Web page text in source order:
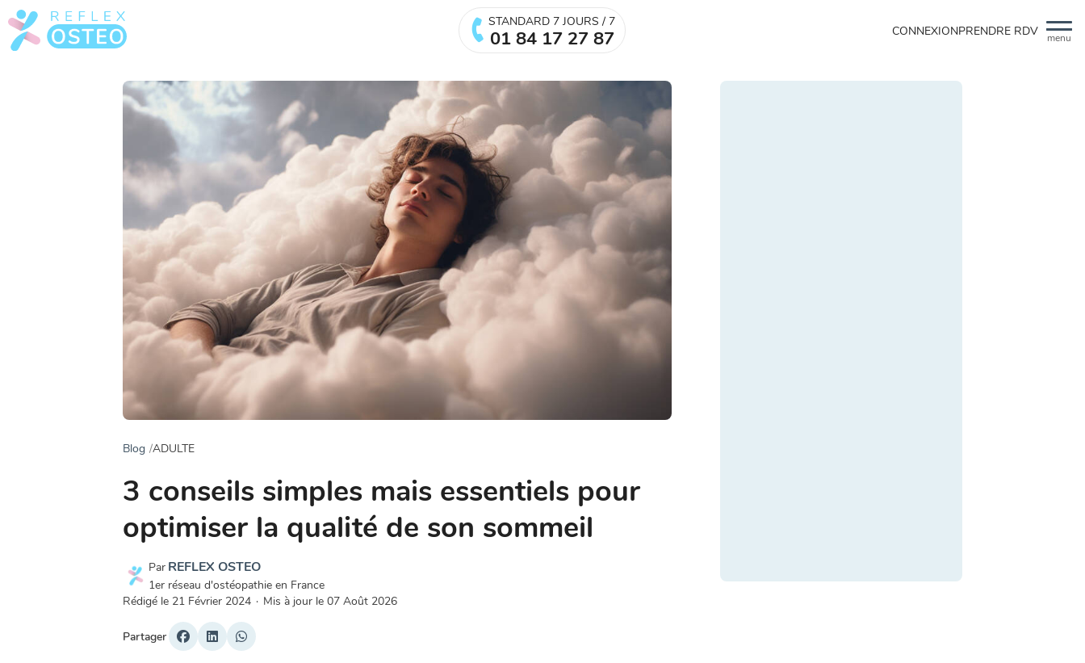
menu
STANDARD 7 JOURS / 7
01 84 17 27 87 CONNEXIONPRENDRE RDV
Blog ADULTE
3 conseils simples mais essentiels pour
optimiser la qualité de son sommeil
Par REFLEX OSTEO
1er réseau d'ostéopathie en France
Rédigé le 21 Février 2024 · Mis à jour le 07 Août 2026
Partager